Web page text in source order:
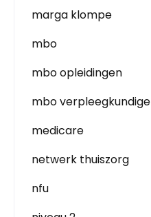
marga klompe
mbo
mbo opleidingen
mbo verpleegkundige
medicare
netwerk thuiszorg
nfu